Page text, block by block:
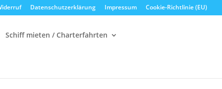
Datenschutzerklärung Impressum Cookie-Richtlinie (EU)
Schiff mieten / Charterfahrten